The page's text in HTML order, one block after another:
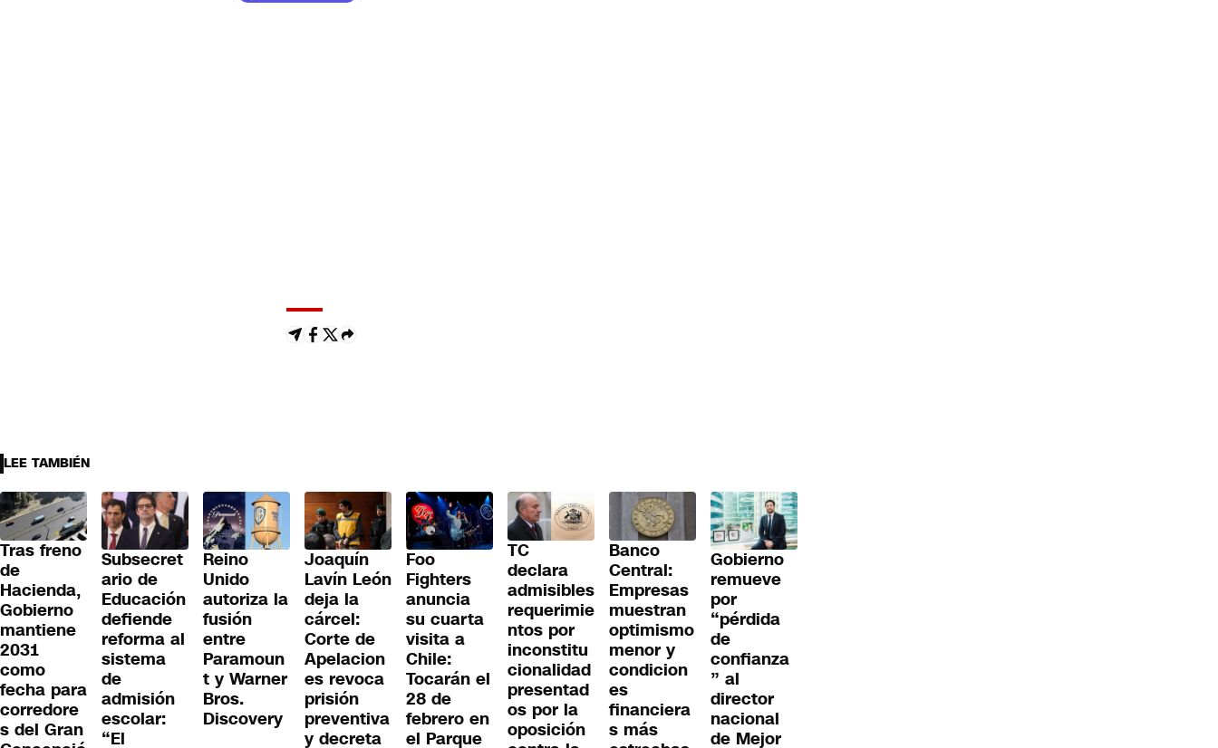
LEE TAMBIÉN
Tras freno
de
Hacienda,
Gobierno
mantiene
2031
como
fecha para
corredore
s del Gran
Subsecret
ario de
Educación
defiende
reforma al
sistema
de
admisión
escolar:
“El
Reino
Unido
autoriza la
fusión
entre
Paramoun
t y Warner
Bros.
Discovery
Joaquín
Lavín León
deja la
cárcel:
Corte de
Apelacion
es revoca
prisión
preventiva
y decreta
Foo
Fighters
anuncia
su cuarta
visita a
Chile:
Tocarán el
28 de
febrero en
el Parque
TC
declara
admisibles
requerimie
ntos por
inconstitu
cionalidad
presentad
os por la
oposición
Banco
Central:
Empresas
muestran
optimismo
menor y
condicion
es
financiera
s más
Gobierno
remueve
por
“pérdida
de
confianza
” al
director
nacional
de Mejor